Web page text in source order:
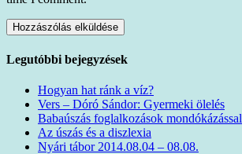
Legutóbbi bejegyzések
Hogyan hat ránk a víz?
Vers – Dóró Sándor: Gyermeki ölelés
Babaúszás foglalkozások mondókázással
Az úszás és a diszlexia
Nyári tábor 2014.08.04 – 08.08.